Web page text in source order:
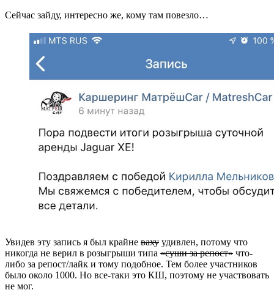
Сейчас зайду, интересно же, кому там повезло…
Увидев эту запись я был крайне ваху удивлен, потому что
никогда не верил в розыгрыши типа «суши за репост» что-
либо за репост/лайк и тому подобное. Тем более участников
было около 1000. Но все-таки это КШ, поэтому не участвовать
не мог.